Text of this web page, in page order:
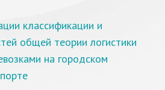
классификации и
общей теории логистики
на городском